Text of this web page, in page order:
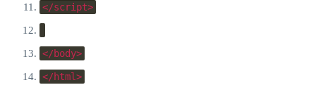
</script>
</body>
</html>